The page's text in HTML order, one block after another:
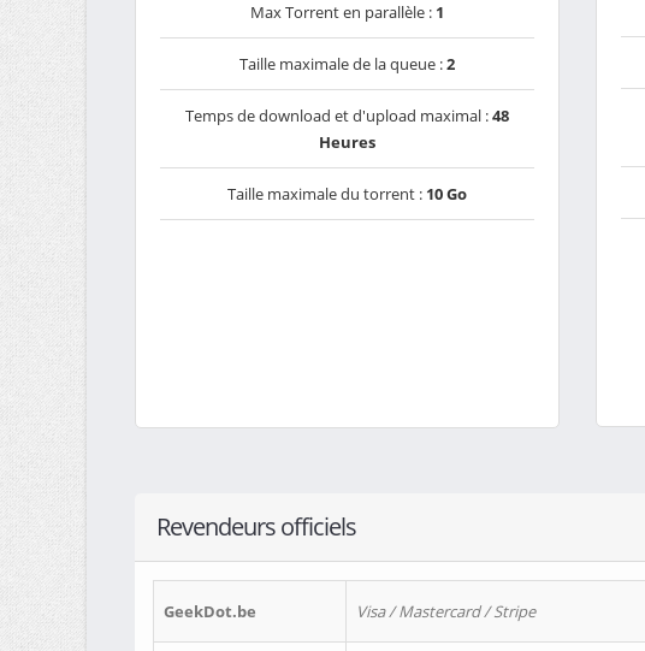
Max Torrent en parallèle : 1
Taille maximale de la queue :2
Temps de download et d'upload maximal :48
Heures
Taille maximale du torrent : 10 Go
Revendeurs officiels
GeekDot.be Visa / Mastercard / Stripe